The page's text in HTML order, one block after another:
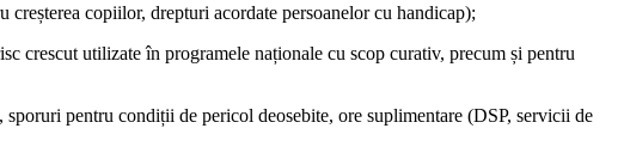
copiilor, drepturi acordate persoanelor cu handicap);
crescut utilizate în programele naționale cu scop curativ, precum și pentru
pentru condiții de pericol deosebite, ore suplimentare (DSP, servicii de